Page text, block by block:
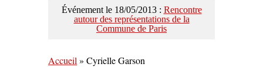
Événement le 18/05/2013 : Rencontre
autour des représentations de la
Commune de Paris
Accueil » Cyrielle Garson